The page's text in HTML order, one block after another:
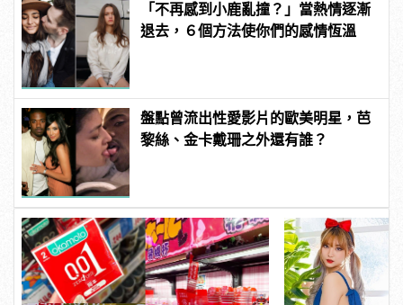
「不再感到小鹿亂撞？」當熱情逐漸
退去，６個方法使你們的感情恆溫
盤點曾流出性愛影片的歐美明星，芭
黎絲、金卡戴珊之外還有誰？